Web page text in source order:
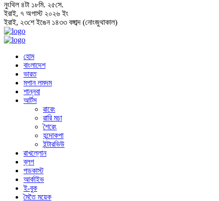
নুংথিল ৪টা ১৮মি. ২৬সে.
ইরাই, ৭ অগাস্ট ২০২৬ ইং
ইরাই, ২৩শে ইঙেন ১৪৩৩ বঙ্গাব্দ (নোংজুথাকাল)
হোম
বাংলাদেশ
ভারত
মপান লমদম
শান্নবা
আর্টস
ৱারেং
ৱারি মচা
শৈরেং
হন্দোকপা
ইন্টারভিউ
ৱাখল্লোন
ব্লগ
পডকাস্ট
আর্কাইভ
ই-বুক
মৈতৈ ময়েক